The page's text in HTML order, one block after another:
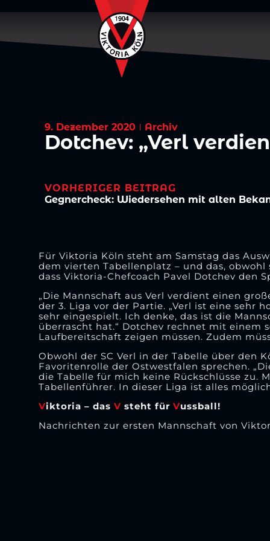
9. Dezember 2020 Archiv
Dotchev: „Verl
VORHERIGER BEITRAG
Gegnercheck: Wiedersehen mit alten
Für Viktoria Köln steht am Samstag das
dem vierten Tabellenplatz – und das,
dass Viktoria-Chefcoach Pavel Dotchev den
„Die Mannschaft aus Verl verdient einen
der 3. Liga vor der Partie. „Verl ist eine sehr
sehr eingespielt. Ich denke, das ist die
überrascht hat.“ Dotchev rechnet mit einem
Laufbereitschaft zeigen müssen. Zudem
Obwohl der SC Verl in der Tabelle über den
Favoritenrolle der Ostwestfalen sprechen.
die Tabelle für mich keine Rückschlüsse zu.
Tabellenführer. In dieser Liga ist alles
Viktoria – das V steht für Vussball!
Nachrichten zur ersten Mannschaft von